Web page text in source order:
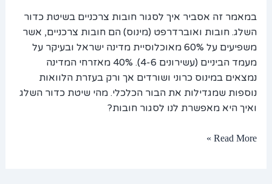
במאמר זה אסביר איך לסגור חובות צרכניים בשיטת כדור
השלג. חובות ואוברדרפט (מינוס) הם חובות צרכניים, אשר
משפיעים על 60% מאוכלוסיית מדינה ישראל ובעיקר על
מעמד הביניים (עשירונים 4-6). 40% מאזרחי המדינה
נמצאים במינוס כרוני ושורדים אך ורק בעזרת הלוואות
נוספות שמגדילות את הבור הכלכלי. מהי שיטת כדור השלג
ואיך היא מאפשרת לנו לסגור חובות?
Read More »